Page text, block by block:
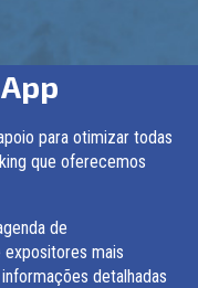
para otimizar todas
que oferecemos
de
mais
detalhadas